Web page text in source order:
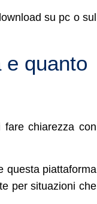
su pc o sul
e quanto
fare chiarezza con
questa piattaforma
per situazioni che